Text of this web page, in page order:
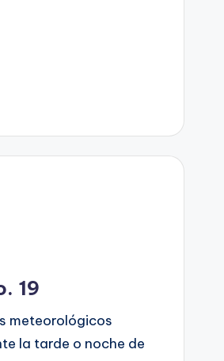
19
meteorológicos
la tarde o noche de